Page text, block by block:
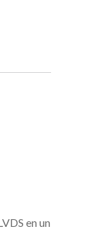
en un